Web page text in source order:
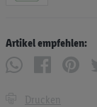
Artikel empfehlen:
Drucken